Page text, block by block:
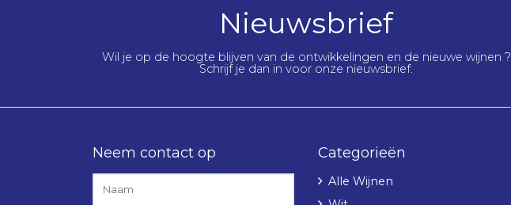
Nieuwsbrief
Wil je op de hoogte blijven van de ontwikkelingen en de nieuwe wijnen ?
Schrijf je dan in voor onze nieuwsbrief.
Neem contact op Categorieën
Alle Wijnen